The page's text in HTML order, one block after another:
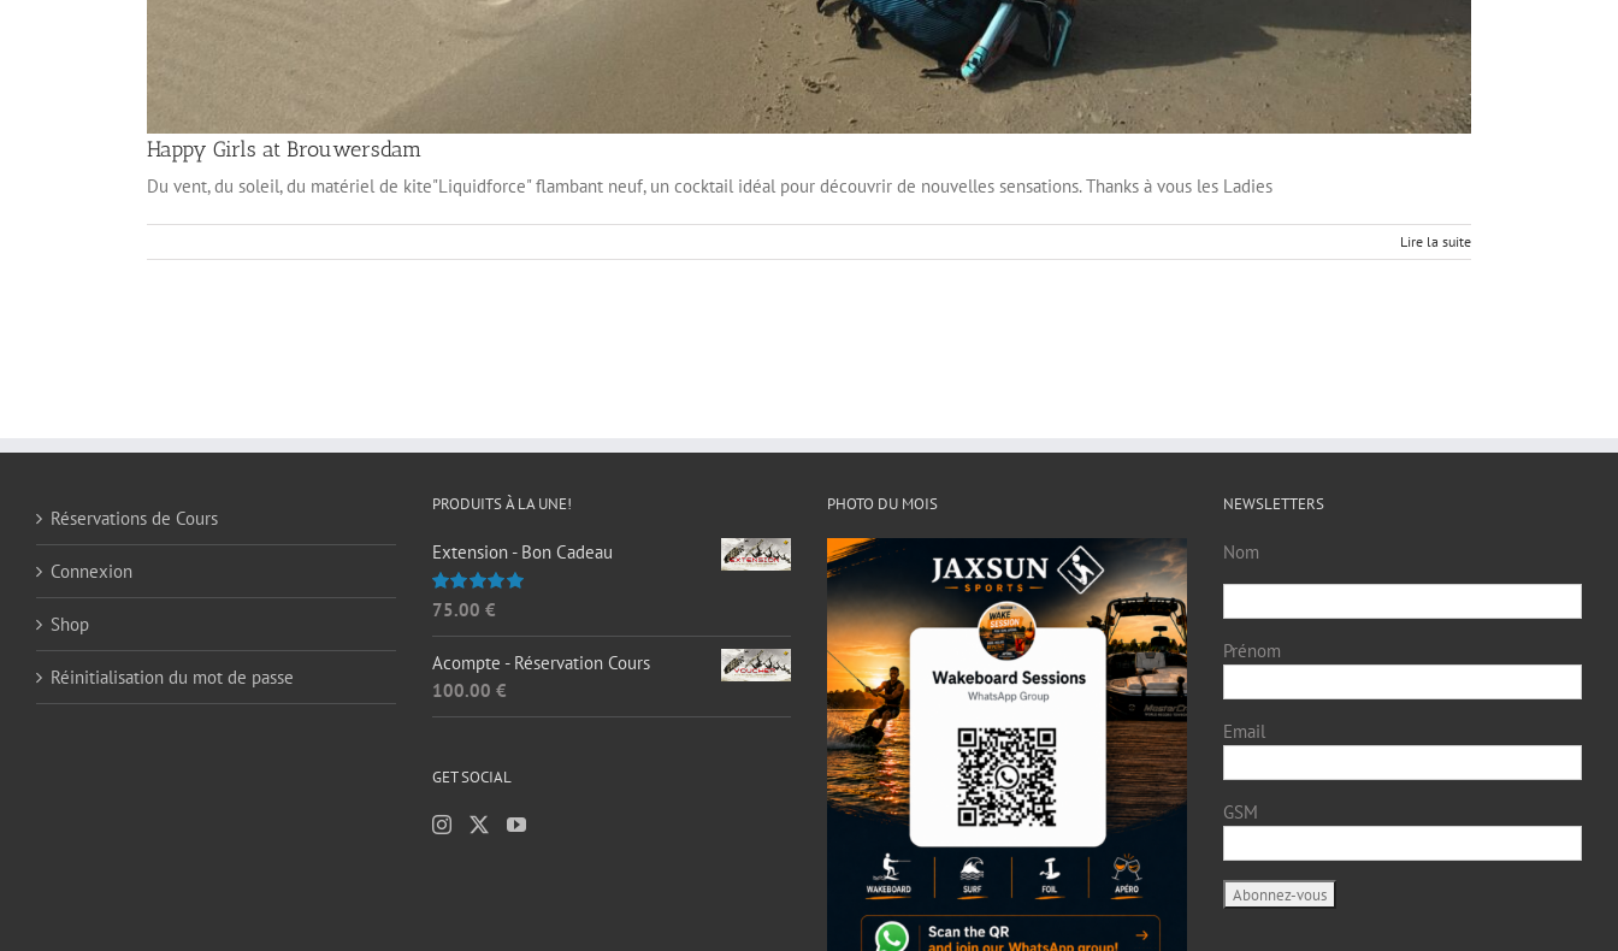
Happy Girls at Brouwersdam
Du vent, du soleil, du matériel de kite"Liquidforce" flambant neuf, un cocktail idéal pour découvrir de nouvelles sensations. Thanks à vous les Ladies
Lire la suite
Réservations de Cours
Connexion
Shop
Réinitialisation du mot de passe
PRODUITS À LA UNE!
Extension - Bon Cadeau
Note5.00
75.00 €
Acompte - Réservation Cours
100.00 €
GET SOCIAL
PHOTO DU MOIS NEWSLETTERS
Nom
Prénom
Email
GSM